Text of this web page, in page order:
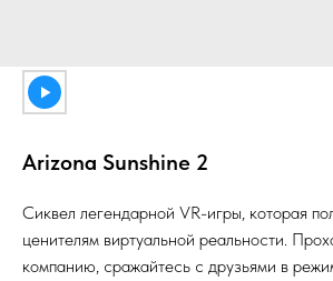
Arizona Sunshine 2
Сиквел легендарной VR-игры, которая
ценителям виртуальной реальности.
компанию, сражайтесь с друзьями в